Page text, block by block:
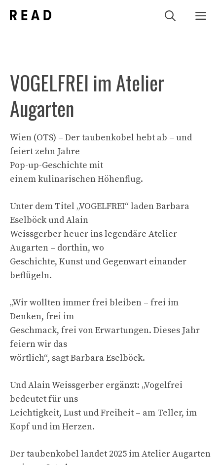
Inhalt
VOGELFREI im Atelier
Augarten
Wien (OTS) – Der taubenkobel hebt ab – und
feiert zehn Jahre
Pop-up-Geschichte mit
einem kulinarischen Höhenflug.
Unter dem Titel „VOGELFREI“ laden Barbara
Eselböck und Alain
Weissgerber heuer ins legendäre Atelier
Augarten – dorthin, wo
Geschichte, Kunst und Gegenwart einander
beflügeln.
„Wir wollten immer frei bleiben – frei im
Denken, frei im
Geschmack, frei von Erwartungen. Dieses Jahr
feiern wir das
wörtlich“, sagt Barbara Eselböck.
Und Alain Weissgerber ergänzt: „Vogelfrei
bedeutet für uns
Leichtigkeit, Lust und Freiheit – am Teller, im
Kopf und im Herzen.
Der taubenkobel landet 2025 im Atelier Augarten